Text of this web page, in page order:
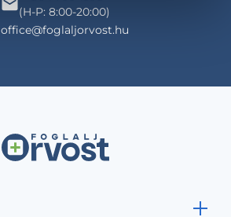
(H-P: 8:00-20:00)
office@foglaljorvost.hu